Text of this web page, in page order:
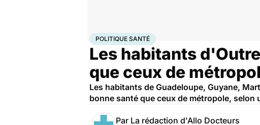
AccueilSanté SociétéSanté publique
POLITIQUE SANTÉ
Les habitants
que ceux de
Les habitants de Guadeloupe, Guyane,
bonne santé que ceux de métropole, selon
Par La rédaction d'Allo Docteurs